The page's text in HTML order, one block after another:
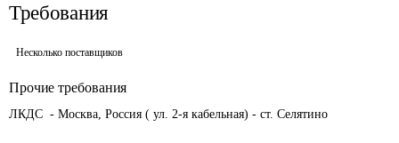
Требования
Несколько поставщиков
Прочие требования
ЛКДС  - Москва, Россия ( ул. 2-я кабельная) - ст. Селятино